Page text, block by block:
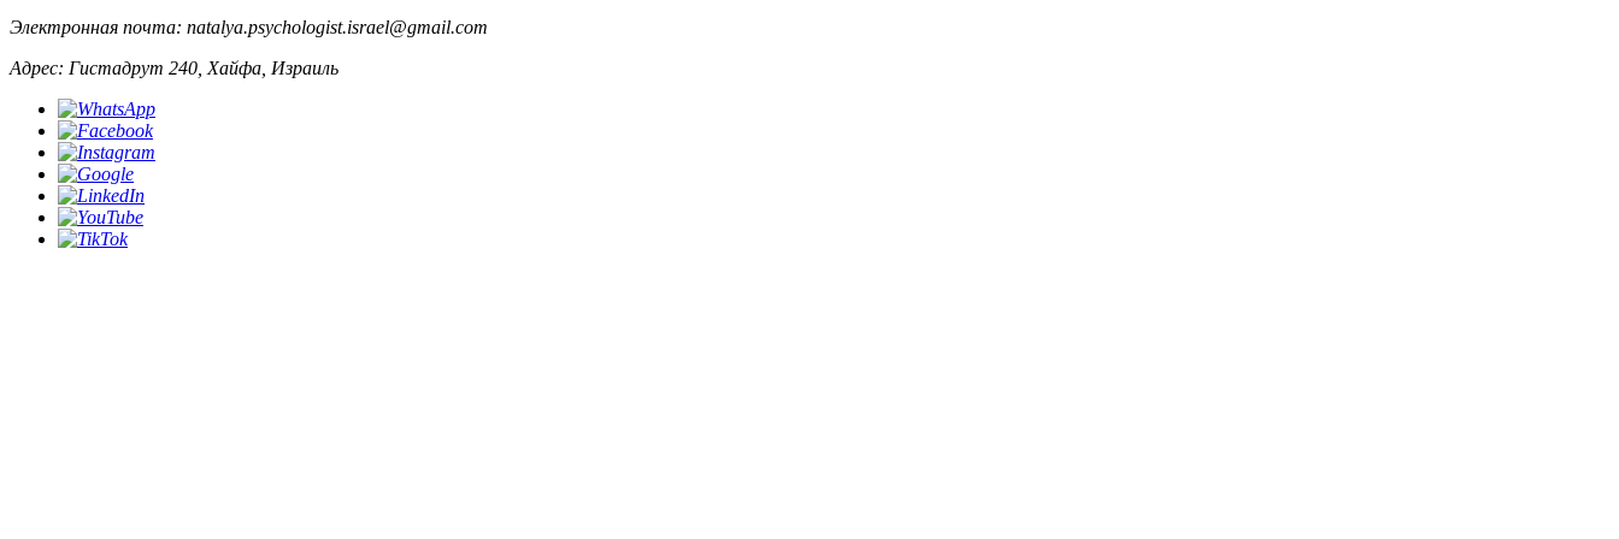
Электронная почта: natalya.psychologist.israel@gmail.com
Адрес: Гистадрут 240, Хайфа, Израиль